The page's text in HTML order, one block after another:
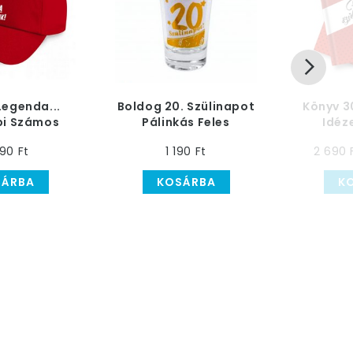
Számos
Ft
Boldog 20. Szülinapot
Pálinkás Feles
1 190 Ft
KOSÁRBA
Könyv
2 690